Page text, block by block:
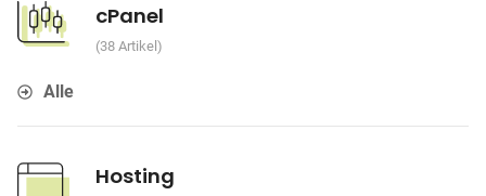
cPanel
38 Artikel
Alle
Hosting